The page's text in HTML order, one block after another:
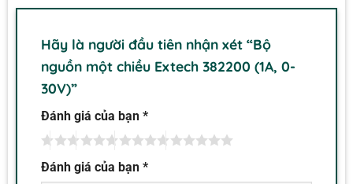
Hãy là người đầu tiên nhận xét “Bộ
nguồn một chiều Extech 382200 (1A, 0-
30V)”
Đánh giá của bạn *
Đánh giá của bạn *